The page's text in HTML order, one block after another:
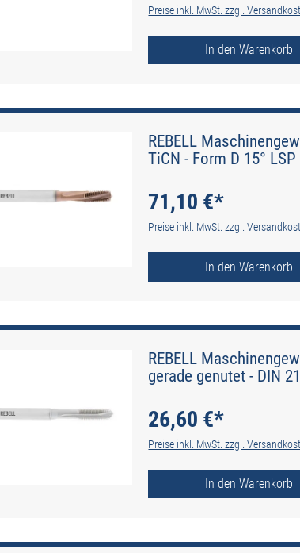
Preise inkl. MwSt. zzgl.
In den Warenkorb
REBELL
TiCN - Form D 15°
71,10 €*
Preise inkl. MwSt. zzgl.
In den Warenkorb
REBELL
gerade genutet - DIN
26,60 €*
Preise inkl. MwSt. zzgl.
In den Warenkorb